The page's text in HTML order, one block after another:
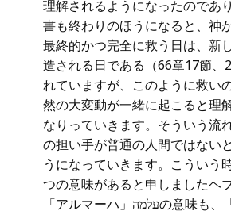
理解されるようになったのであ
書も終わりのほうになると、神
最終的かつ完全に救う日は、新
造される日である（66章17節、
れていますが、このように救い
然の大変動が一緒に起こると理
なりっていきます。そういう流
の担い手が普通の人間ではない
うになっていきます。こういう
つの意味があると申しましたヘ
「アルマーハ」עלמהの意味も、「若い女性」か